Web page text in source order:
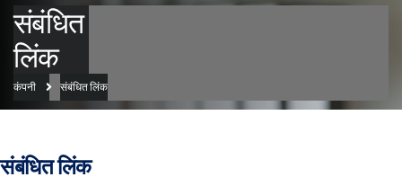
संबंधित
लिंक
कंपनी संबंधित लिंक
संबंधित लिंक